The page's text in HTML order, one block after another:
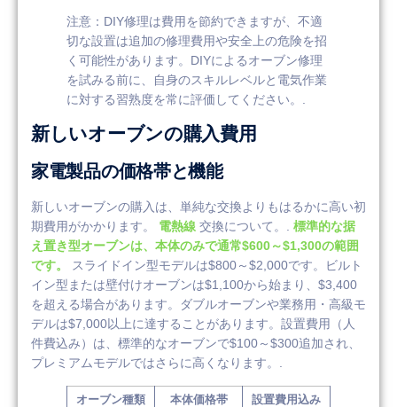
注意：DIY修理は費用を節約できますが、不適
切な設置は追加の修理費用や安全上の危険を招
く可能性があります。DIYによるオーブン修理
を試みる前に、自身のスキルレベルと電気作業
に対する習熟度を常に評価してください。.
新しいオーブンの購入費用
家電製品の価格帯と機能
新しいオーブンの購入は、単純な交換よりもはるかに高い初
期費用がかかります。 電熱線 交換について。. 標準的な据
え置き型オーブンは、本体のみで通常$600～$1,300の範囲
です。
スライドイン型モデルは$800～$2,000です。ビルト
イン型または壁付けオーブンは$1,100から始まり、$3,400
を超える場合があります。ダブルオーブンや業務用・高級モ
デルは$7,000以上に達することがあります。設置費用（人
件費込み）は、標準的なオーブンで$100～$300追加され、
プレミアムモデルではさらに高くなります。.
オーブン種類 本体価格帯
設置費用込み